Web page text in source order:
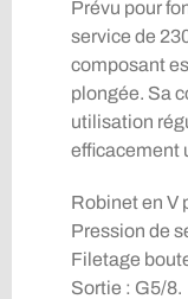
Prévu pour
service de
composant
plongée. Sa
utilisation
efficacement
Robinet en V
Pression de
Filetage
Sortie : G5/8.